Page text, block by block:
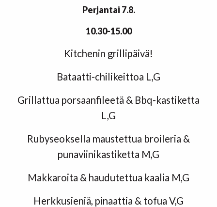
Perjantai 7.8.
10.30-15.00
Kitchenin grillipäivä!
Bataatti-chilikeittoa L,G
Grillattua porsaanfileetä & Bbq-kastiketta
L,G
Rubyseoksella maustettua broileria &
punaviinikastiketta M,G
Makkaroita & haudutettua kaalia M,G
Herkkusieniä, pinaattia & tofua V,G